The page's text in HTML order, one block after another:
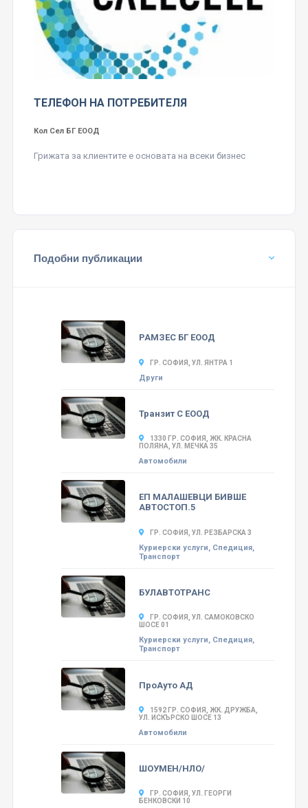
ТЕЛЕФОН НА ПОТРЕБИТЕЛЯ
Кол Сел БГ ЕООД
Грижата за клиентите е основата на всеки бизнес
Подобни публикации
РАМЗЕС БГ ЕООД
ГР. СОФИЯ, УЛ. ЯНТРА 1
Други
Транзит С ЕООД
1330 ГР. СОФИЯ, ЖК. КРАСНА
ПОЛЯНА, УЛ. МЕЧКА 35
Автомобили
ЕП МАЛАШЕВЦИ БИВШЕ
АВТОСТОП.5
ГР. СОФИЯ, УЛ. РЕЗБАРСКА 3
Куриерски услуги, Спедиция,
Транспорт
БУЛАВТОТРАНС
ГР. СОФИЯ, УЛ. САМОКОВСКО
ШОСЕ 01
Куриерски услуги, Спедиция,
Транспорт
ПроАуто АД
1592 ГР. СОФИЯ, ЖК. ДРУЖБА,
УЛ. ИСКЪРСКО ШОСЕ 13
Автомобили
ШОУМЕН/НЛО/
ГР. СОФИЯ, УЛ. ГЕОРГИ
БЕНКОВСКИ 10